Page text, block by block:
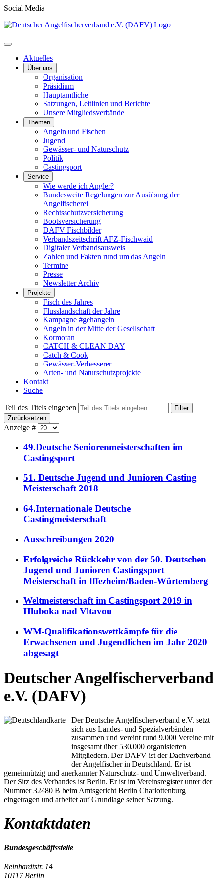
Social Media
Aktuelles
Über uns
Organisation
Präsidium
Hauptamtliche
Satzungen, Leitlinien und Berichte
Unsere Mitgliedsverbände
Themen
Angeln und Fischen
Jugend
Gewässer- und Naturschutz
Politik
Castingsport
Service
Wie werde ich Angler?
Bundesweite Regelungen zur Ausübung der
Angelfischerei
Rechtsschutzversicherung
Bootsversicherung
DAFV Fischbilder
Verbandszeitschrift AFZ-Fischwaid
Digitaler Verbandsausweis
Zahlen und Fakten rund um das Angeln
Termine
Presse
Newsletter Archiv
Projekte
Fisch des Jahres
Flusslandschaft der Jahre
Kampagne #gehangeln
Angeln in der Mitte der Gesellschaft
Kormoran
CATCH & CLEAN DAY
Catch & Cook
Gewässer-Verbesserer
Arten- und Naturschutzprojekte
Kontakt
Suche
Teil des Titels eingeben
Filter
Zurücksetzen
Anzeige #
49.Deutsche Seniorenmeisterschaften im
Castingsport
51. Deutsche Jugend und Junioren Casting
Meisterschaft 2018
64.Internationale Deutsche
Castingmeisterschaft
Ausschreibungen 2020
Erfolgreiche Rückkehr von der 50. Deutschen
Jugend und Junioren Castingsport
Meisterschaft in Iffezheim/Baden-Würtemberg
Weltmeisterschaft im Castingsport 2019 in
Hluboka nad Vltavou
WM-Qualifikationswettkämpfe für die
Erwachsenen und Jugendlichen im Jahr 2020
abgesagt
Deutscher Angelfischerverband
e.V. (DAFV)
Der Deutsche Angelfischerverband e.V. setzt
sich aus Landes- und Spezialverbänden
zusammen und vereint rund 9.000 Vereine mit
insgesamt über 530.000 organisierten
Mitgliedern. Der DAFV ist der Dachverband
der Angelfischer in Deutschland. Er ist
gemeinnützig und anerkannter Naturschutz- und Umweltverband.
Der Sitz des Verbandes ist Berlin. Er ist im Vereinsregister unter der
Nummer 32480 B beim Amtsgericht Berlin Charlottenburg
eingetragen und arbeitet auf Grundlage seiner Satzung.
Kontaktdaten
Bundesgeschäftsstelle
Reinhardtstr. 14
10117 Berlin